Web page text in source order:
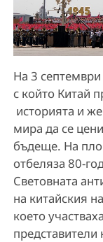
На 3
с който Китай
историята и
мира да се
бъдеще. На
отбеляза 80-
Световната
на китайския
което